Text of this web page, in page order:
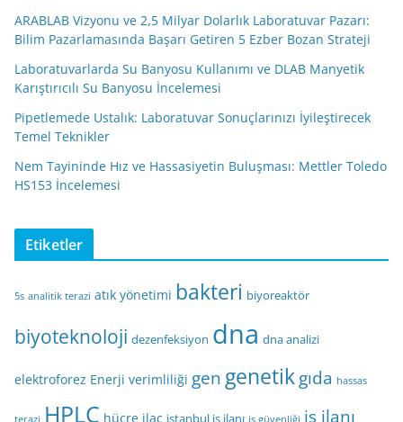
ARABLAB Vizyonu ve 2,5 Milyar Dolarlık Laboratuvar Pazarı:
Bilim Pazarlamasında Başarı Getiren 5 Ezber Bozan Strateji
Laboratuvarlarda Su Banyosu Kullanımı ve DLAB Manyetik
Karıştırıcılı Su Banyosu İncelemesi
Pipetlemede Ustalık: Laboratuvar Sonuçlarınızı İyileştirecek
Temel Teknikler
Nem Tayininde Hız ve Hassasiyetin Buluşması: Mettler Toledo
HS153 İncelemesi
Etiketler
5s analitik terazi atık yönetimi bakteri biyoreaktör
biyoteknoloji dezenfeksiyon dna dna analizi
elektroforez Enerji verimliliği gen genetikgıda hassas
terazi HPLC hücre ilaç istanbul iş ilanı iş güvenliği iş ilanı